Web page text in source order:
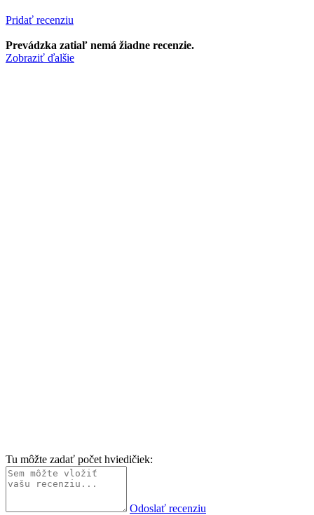
Pridať recenziu
Prevádzka zatiaľ nemá žiadne recenzie.
Zobraziť ďalšie
Tu môžte zadať počet hviedičiek:
Odoslať recenziu